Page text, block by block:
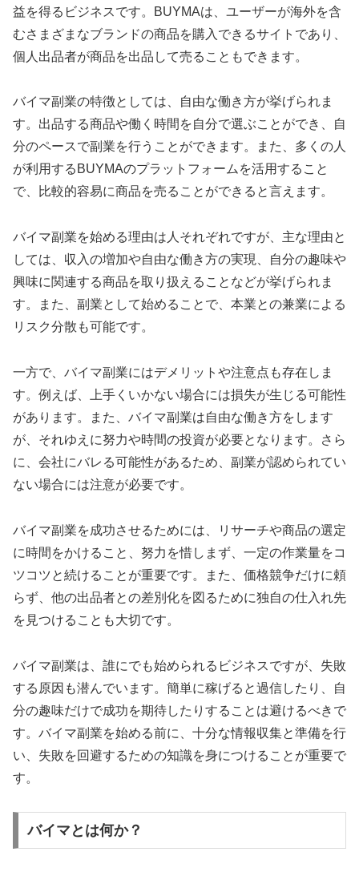
益を得るビジネスです。BUYMAは、ユーザーが海外を含
むさまざまなブランドの商品を購入できるサイトであり、
個人出品者が商品を出品して売ることもできます。
バイマ副業の特徴としては、自由な働き方が挙げられま
す。出品する商品や働く時間を自分で選ぶことができ、自
分のペースで副業を行うことができます。また、多くの人
が利用するBUYMAのプラットフォームを活用すること
で、比較的容易に商品を売ることができると言えます。
バイマ副業を始める理由は人それぞれですが、主な理由と
しては、収入の増加や自由な働き方の実現、自分の趣味や
興味に関連する商品を取り扱えることなどが挙げられま
す。また、副業として始めることで、本業との兼業による
リスク分散も可能です。
一方で、バイマ副業にはデメリットや注意点も存在しま
す。例えば、上手くいかない場合には損失が生じる可能性
があります。また、バイマ副業は自由な働き方をします
が、それゆえに努力や時間の投資が必要となります。さら
に、会社にバレる可能性があるため、副業が認められてい
ない場合には注意が必要です。
バイマ副業を成功させるためには、リサーチや商品の選定
に時間をかけること、努力を惜しまず、一定の作業量をコ
ツコツと続けることが重要です。また、価格競争だけに頼
らず、他の出品者との差別化を図るために独自の仕入れ先
を見つけることも大切です。
バイマ副業は、誰にでも始められるビジネスですが、失敗
する原因も潜んでいます。簡単に稼げると過信したり、自
分の趣味だけで成功を期待したりすることは避けるべきで
す。バイマ副業を始める前に、十分な情報収集と準備を行
い、失敗を回避するための知識を身につけることが重要で
す。
バイマとは何か？